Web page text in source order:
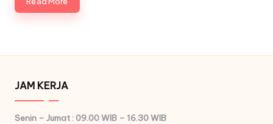
JAM KERJA
Senin – Jumat : 09.00 WIB – 16.30 WIB